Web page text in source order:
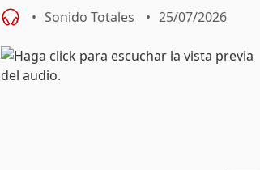
privadas
Sonido Totales 25/07/2026